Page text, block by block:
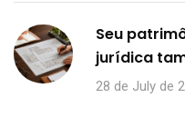
Seu
jurídica
28 de July de